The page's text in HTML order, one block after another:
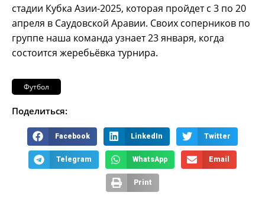
стадии Кубка Азии-2025, которая пройдет с 3 по 20
апреля в Саудовской Аравии. Своих соперников по
группе наша команда узнает 23 января, когда
состоится жеребьёвка турнира.
Футбол
Поделиться:
Facebook LinkedIn Twitter
Telegram WhatsApp Email
Print